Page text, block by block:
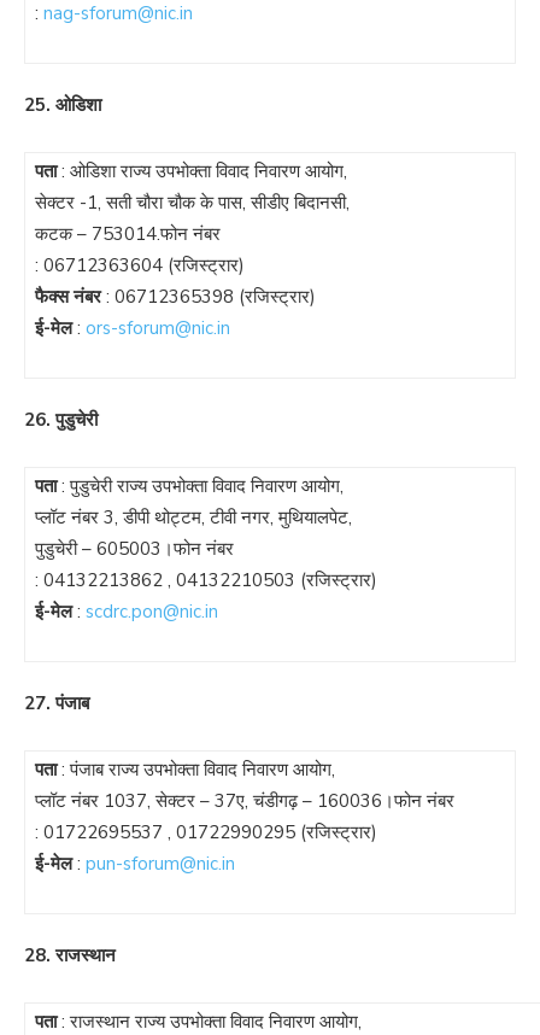
: nag-sforum@nic.in
25. ओडिशा
पता: ओडिशा राज्य उपभोक्ता विवाद निवारण आयोग,
सेक्टर -1, सती चौरा चौक के पास, सीडीए बिदानसी,
कटक – 753014.फोन नंबर
: 06712363604 (रजिस्ट्रार)
फैक्स नंबर: 06712365398 (रजिस्ट्रार)
ई-मेल: ors-sforum@nic.in
26. पुडुचेरी
पता: पुडुचेरी राज्य उपभोक्ता विवाद निवारण आयोग,
प्लॉट नंबर 3, डीपी थोट्टम, टीवी नगर, मुथियालपेट,
पुडुचेरी – 605003।फोन नंबर
: 04132213862 , 04132210503 (रजिस्ट्रार)
ई-मेल: scdrc.pon@nic.in
27. पंजाब
पता: पंजाब राज्य उपभोक्ता विवाद निवारण आयोग,
प्लॉट नंबर 1037, सेक्टर – 37ए, चंडीगढ़ – 160036।फोन नंबर
: 01722695537 , 01722990295 (रजिस्ट्रार)
ई-मेल: pun-sforum@nic.in
28. राजस्थान
पता: राजस्थान राज्य उपभोक्ता विवाद निवारण आयोग,